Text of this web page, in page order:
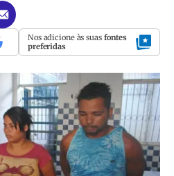
Nos adicione às suas fontes
preferidas